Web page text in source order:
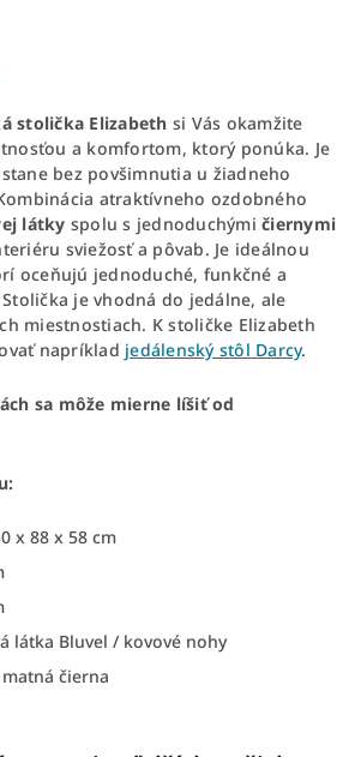
stolička Elizabeth si Vás okamžite
a komfortom, ktorý ponúka. Je
bez povšimnutia u žiadneho
atraktívneho ozdobného
látky spolu s jednoduchými čiernymi
sviežosť a pôvab. Je ideálnou
oceňujú jednoduché, funkčné a
je vhodná do jedálne, ale
miestnostiach. K stoličke Elizabeth
napríklad jedálenský stôl Darcy.
sa môže mierne líšiť od
x 88 x 58 cm
látka Bluvel / kovové nohy
čierna